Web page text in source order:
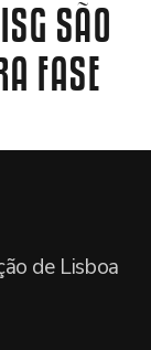
SÃO
FASE
de Lisboa